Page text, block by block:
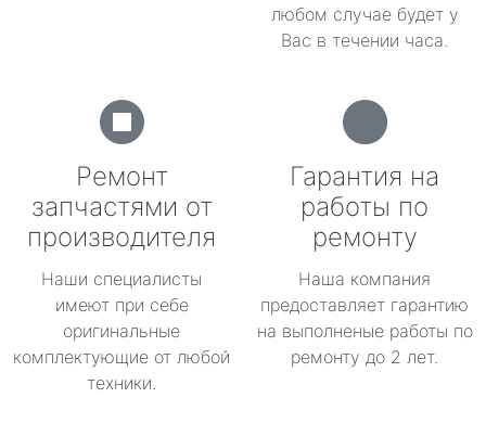
любом случае будет у
Вас в течении часа.
Ремонт
запчастями от
производителя
Наши специалисты
имеют при себе
оригинальные
комплектующие от любой
техники.
Гарантия на
работы по
ремонту
Наша компания
предоставляет гарантию
на выполненые работы по
ремонту до 2 лет.